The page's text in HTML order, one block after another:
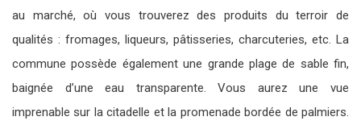
au marché, où vous trouverez des produits du terroir de
qualités : fromages, liqueurs, pâtisseries, charcuteries, etc. La
commune possède également une grande plage de sable fin,
baignée d’une eau transparente. Vous aurez une vue
imprenable sur la citadelle et la promenade bordée de palmiers.